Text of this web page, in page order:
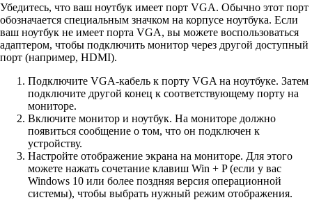
Убедитесь, что ваш ноутбук имеет порт VGA. Обычно этот порт
обозначается специальным значком на корпусе ноутбука. Если
ваш ноутбук не имеет порта VGA, вы можете воспользоваться
адаптером, чтобы подключить монитор через другой доступный
порт (например, HDMI).
Подключите VGA-кабель к порту VGA на ноутбуке. Затем
подключите другой конец к соответствующему порту на
мониторе.
Включите монитор и ноутбук. На мониторе должно
появиться сообщение о том, что он подключен к
устройству.
Настройте отображение экрана на мониторе. Для этого
можете нажать сочетание клавиш Win + P (если у вас
Windows 10 или более поздняя версия операционной
системы), чтобы выбрать нужный режим отображения.